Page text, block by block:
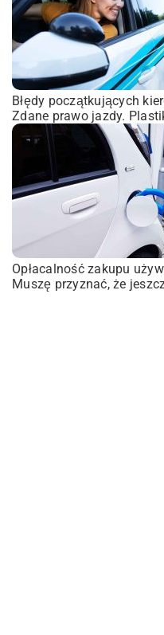
Błędy początkujących
Zdane prawo jazdy.
Opłacalność zakupu
Muszę przyznać, że